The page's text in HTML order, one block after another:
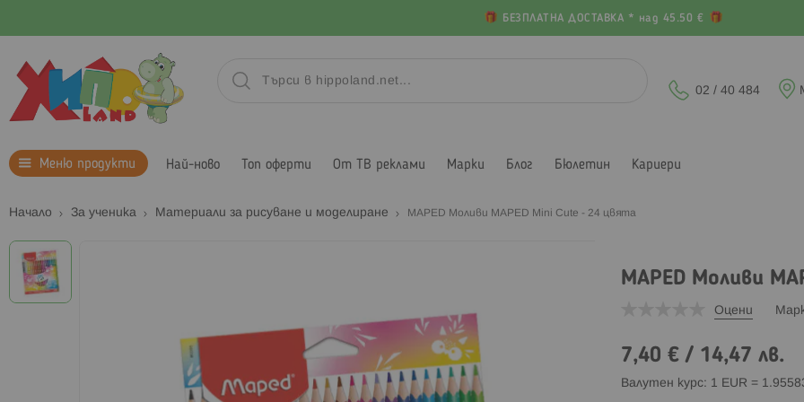
БЕЗПЛАТНА ДОСТАВКА * над 45.50 €
02 / 40 484
Меню продукти Най-ново Топ оферти От ТВ реклами Марки Блог Бюлетин Кариери
Начало За ученика Материали за рисуване и моделиране MAPED Моливи MAPED Mini Cute - 24 цвята
Преминете
към
края
на
MAPED Моливи
Оцени
7,40 €/ 14,47 лв.
Валутен курс: 1 EUR =